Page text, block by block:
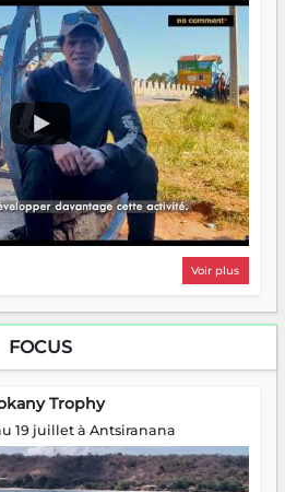
Voir plus
FOCUS
Trophy
19 juillet à Antsiranana